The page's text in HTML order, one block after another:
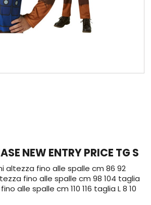
NEW ENTRY PRICE TG S
altezza fino alle spalle cm 86 92
fino alle spalle cm 98 104 taglia
alle spalle cm 110 116 taglia L 8 10